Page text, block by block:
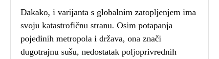
Dakako, i varijanta s globalnim zatopljenjem ima
svoju katastrofičnu stranu. Osim potapanja
pojedinih metropola i država, ona znači
dugotrajnu sušu, nedostatak poljoprivrednih